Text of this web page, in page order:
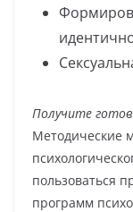
Получите
Методические
пользоваться
программ